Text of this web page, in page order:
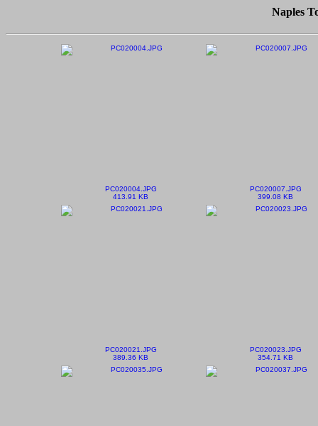
Naples
PC020004.JPG
413.91 KB
PC020007.JPG
399.08 KB
PC020021.JPG
389.36 KB
PC020023.JPG
354.71 KB